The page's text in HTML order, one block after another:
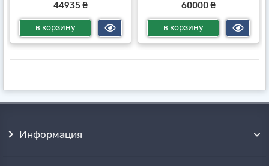
44935 ₴
в корзину
60000 ₴
в корзину
Информация